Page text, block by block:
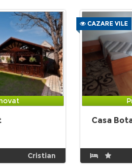
Cristian
CAZARE VILE
Casa